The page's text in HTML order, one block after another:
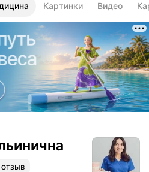
Картинки Видео
отзыв